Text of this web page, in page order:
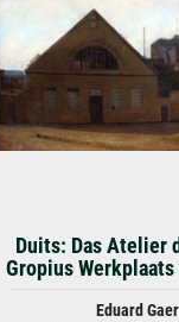
Duits: Das Atelier
Gropius
Eduard